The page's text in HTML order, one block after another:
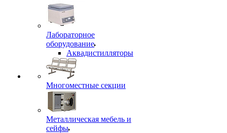
Лабораторное
оборудование
Аквадистилляторы
Многоместные секции
Металлическая мебель и
сейфы